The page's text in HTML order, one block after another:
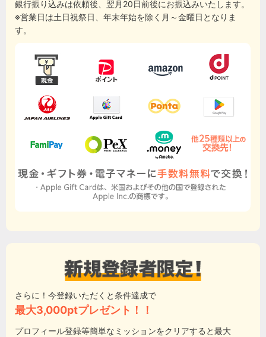
銀行振り込みは依頼後、翌月20日前後にお振込みいたします。
※営業日は土日祝祭日、年末年始を除く月～金曜日となりま
す。
さらに！今登録いただくと条件達成で
最大3,000ptプレゼント！！
プロフィール登録等簡単なミッションをクリアすると最大